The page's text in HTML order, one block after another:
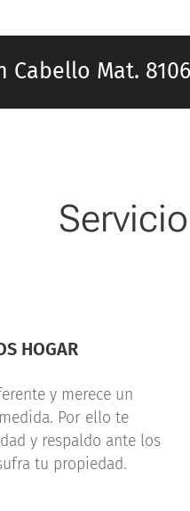
Cabello Mat.
HOGAR
y merece un
Por ello te
y respaldo ante los
tu propiedad.